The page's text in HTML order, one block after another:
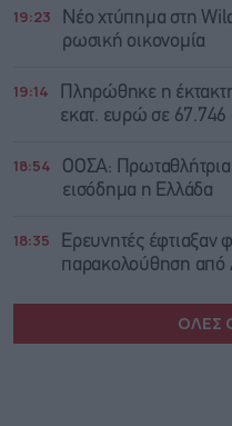
19:23
Νέο χτύπημα στη
ρωσική οικονομία
19:14
Πληρώθηκε η
εκατ. ευρώ σε 67.746
18:54
ΟΟΣΑ: Πρωταθλήτρια
εισόδημα η Ελλάδα
18:35
Ερευνητές έφτιαξαν
παρακολούθηση από
ΟΛΕΣ